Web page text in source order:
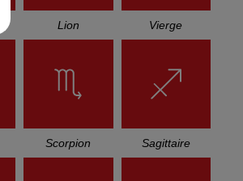
Lion Vierge
Scorpion Sagittaire